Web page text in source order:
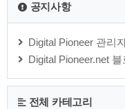
공지사항
Digital Pioneer 관리
Digital Pioneer.net
전체 카테고리